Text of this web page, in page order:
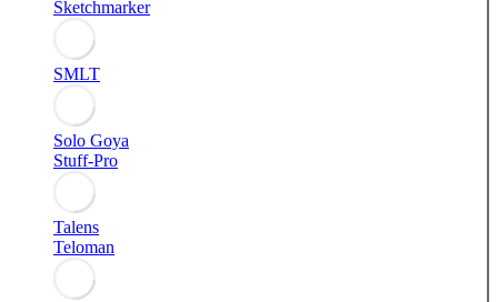
Sketchmarker
SMLT
Solo Goya
Stuff-Pro
Talens
Teloman